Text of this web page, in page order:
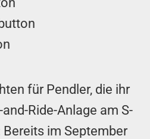
für Pendler, die ihr
Ride-Anlage am S-
im September